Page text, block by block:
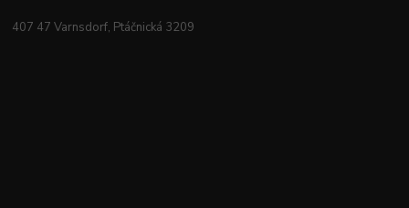
407 47 Varnsdorf, Ptáčnická 3209